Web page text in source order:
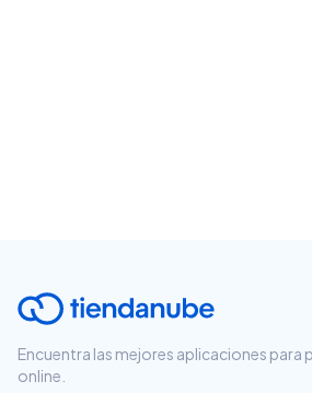
Encuentra las mejores aplicaciones para
online.